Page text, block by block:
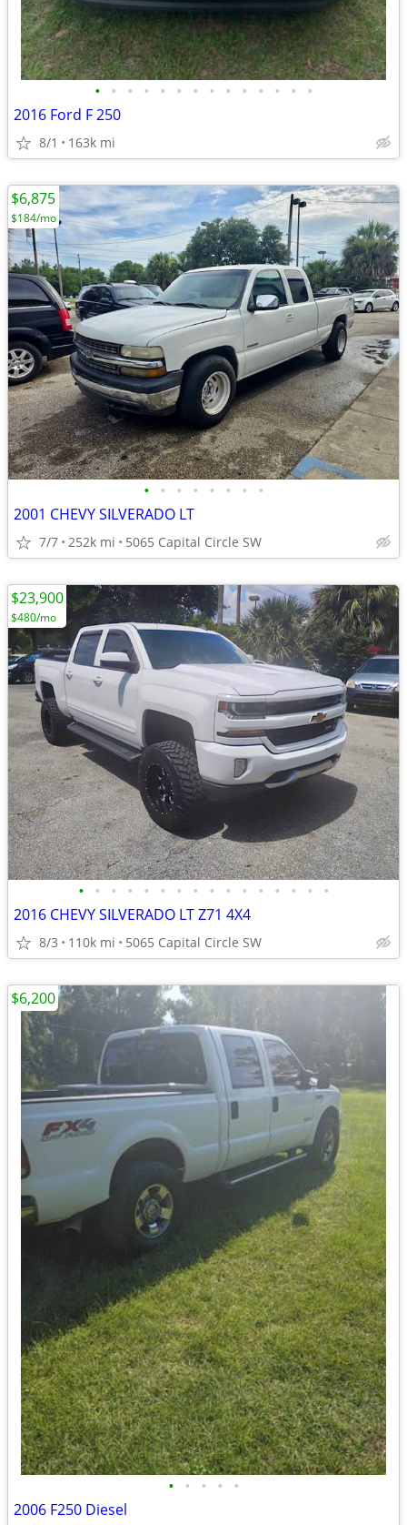
• • • • • • • • • • • • • •
2016 Ford F 250
8/1 163k mi
• • • • • • • •
2001 CHEVY SILVERADO LT
7/7 252k mi 5065 Capital Circle SW
$6,875
$184/mo
• • • • • • • • • • • • • • • •
2016 CHEVY SILVERADO LT Z71 4X4
8/3 110k mi 5065 Capital Circle SW
$23,900
$480/mo
• • • • •
2006 F250 Diesel
$6,200